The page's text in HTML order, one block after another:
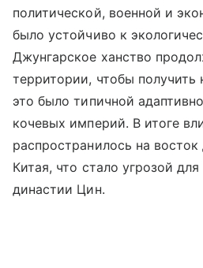
политической, военной и
было устойчиво к
Джунгарское ханство
территории, чтобы
это было типичной
кочевых империй. В итоге
распространилось на
Китая, что стало угрозой
династии Цин.